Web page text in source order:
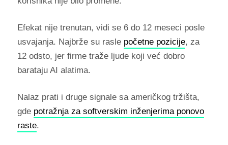
Efekat nije trenutan, vidi se 6 do 12 meseci posle
usvajanja. Najbrže su rasle početne pozicije, za
12 odsto, jer firme traže ljude koji već dobro
barataju AI alatima.
Nalaz prati i druge signale sa američkog tržišta,
gde potražnja za softverskim inženjerima ponovo
raste.